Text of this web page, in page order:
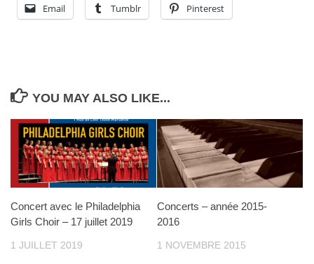
Email Tumblr Pinterest
YOU MAY ALSO LIKE...
Concert avec le Philadelphia
Girls Choir – 17 juillet 2019
1 JUILLET 2019
Concerts – année 2015-
2016
1 NOVEMBRE 2015